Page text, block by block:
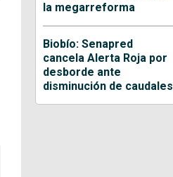
la megarreforma
Biobío: Senapred
cancela Alerta Roja por
desborde ante
disminución de caudales